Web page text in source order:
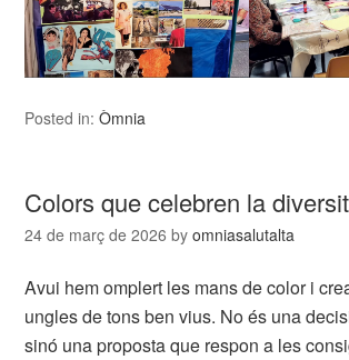
Posted in:Òmnia
Colors que celebren la
24 de març de 2026 byomniasalutalta
Avui hem omplert les mans de color i
ungles de tons ben vius. No és una
sinó una proposta que respon a les